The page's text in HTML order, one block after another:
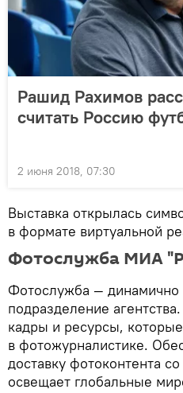
Рашид Рахимов
считать Россию
2 июня 2018, 07:30
Выставка открылась
в формате виртуальной
Фотослужба МИА
Фотослужба — динамично
подразделение
кадры и ресурсы,
в фотожурналистике.
доставку фотоконтента
освещает глобальные